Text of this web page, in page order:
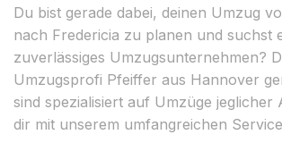
Du bist gerade dabei, deinen Umzug
nach Fredericia zu planen und suchst
zuverlässiges Umzugsunternehmen?
Umzugsprofi Pfeiffer aus Hannover
sind spezialisiert auf Umzüge jeglicher
dir mit unserem umfangreichen